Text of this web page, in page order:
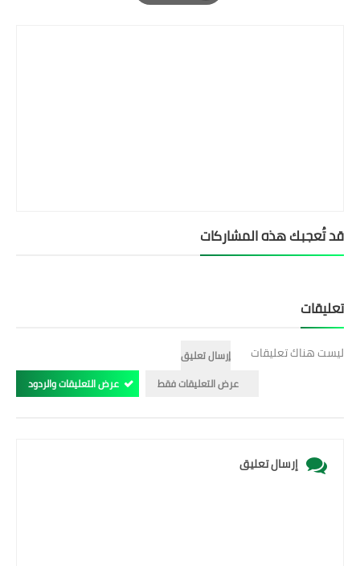
Print
قد تُعجبك هذه المشاركات
تعليقات
ليست هناك تعليقات
إرسال تعليق
عرض التعليقات فقط
عرض التعليقات والردود
إرسال تعليق